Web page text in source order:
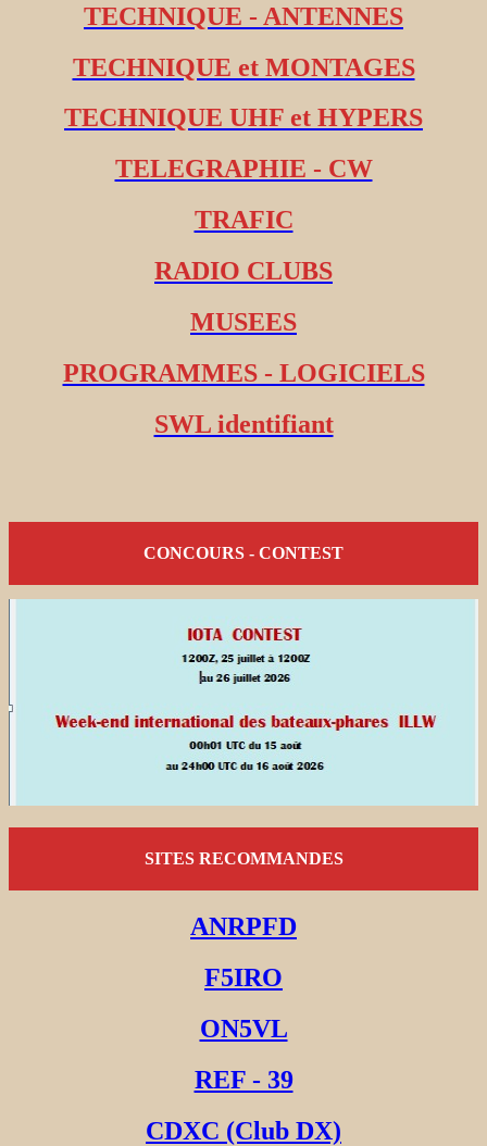
TECHNIQUE - ANTENNES
TECHNIQUE et MONTAGES
TECHNIQUE UHF et HYPERS
TELEGRAPHIE - CW
TRAFIC
RADIO CLUBS
MUSEES
PROGRAMMES - LOGICIELS
SWL identifiant
CONCOURS - CONTEST
SITES RECOMMANDES
ANRPFD
F5IRO
ON5VL
REF - 39
CDXC (Club DX)